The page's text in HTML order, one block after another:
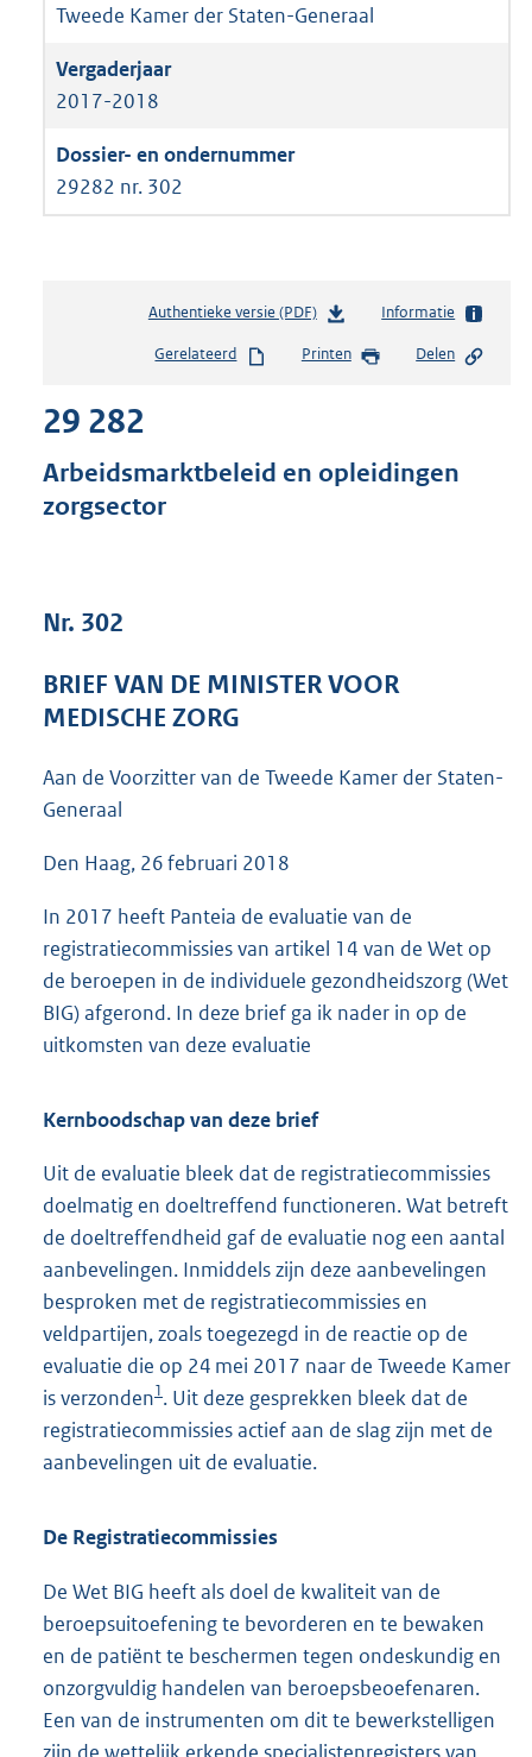
Tweede Kamer der Staten-Generaal
2017-2018
29282 nr. 302
Authentieke versie (PDF)b
s
s
:
b
Informatie
Gerelateerd Printen Delen
29 282
Arbeidsmarktbeleid en opleidingen
zorgsector
Nr. 302
BRIEF VAN DE MINISTER VOOR
MEDISCHE ZORG
Aan de Voorzitter van de Tweede Kamer der Staten-
Generaal
Den Haag, 26 februari 2018
In 2017 heeft Panteia de evaluatie van de
registratiecommissies van artikel 14 van de Wet op
de beroepen in de individuele gezondheidszorg (Wet
BIG) afgerond. In deze brief ga ik nader in op de
uitkomsten van deze evaluatie
Kernboodschap van deze brief
Uit de evaluatie bleek dat de registratiecommissies
doelmatig en doeltreffend functioneren. Wat betreft
de doeltreffendheid gaf de evaluatie nog een aantal
aanbevelingen. Inmiddels zijn deze aanbevelingen
besproken met de registratiecommissies en
veldpartijen, zoals toegezegd in de reactie op de
evaluatie die op 24 mei 2017 naar de Tweede Kamer
is verzonden1. Uit deze gesprekken bleek dat de
registratiecommissies actief aan de slag zijn met de
aanbevelingen uit de evaluatie.
De Registratiecommissies
De Wet BIG heeft als doel de kwaliteit van de
beroepsuitoefening te bevorderen en te bewaken
en de patiënt te beschermen tegen ondeskundig en
onzorgvuldig handelen van beroepsbeoefenaren.
Een van de instrumenten om dit te bewerkstelligen
zijn de wettelijk erkende specialistenregisters van